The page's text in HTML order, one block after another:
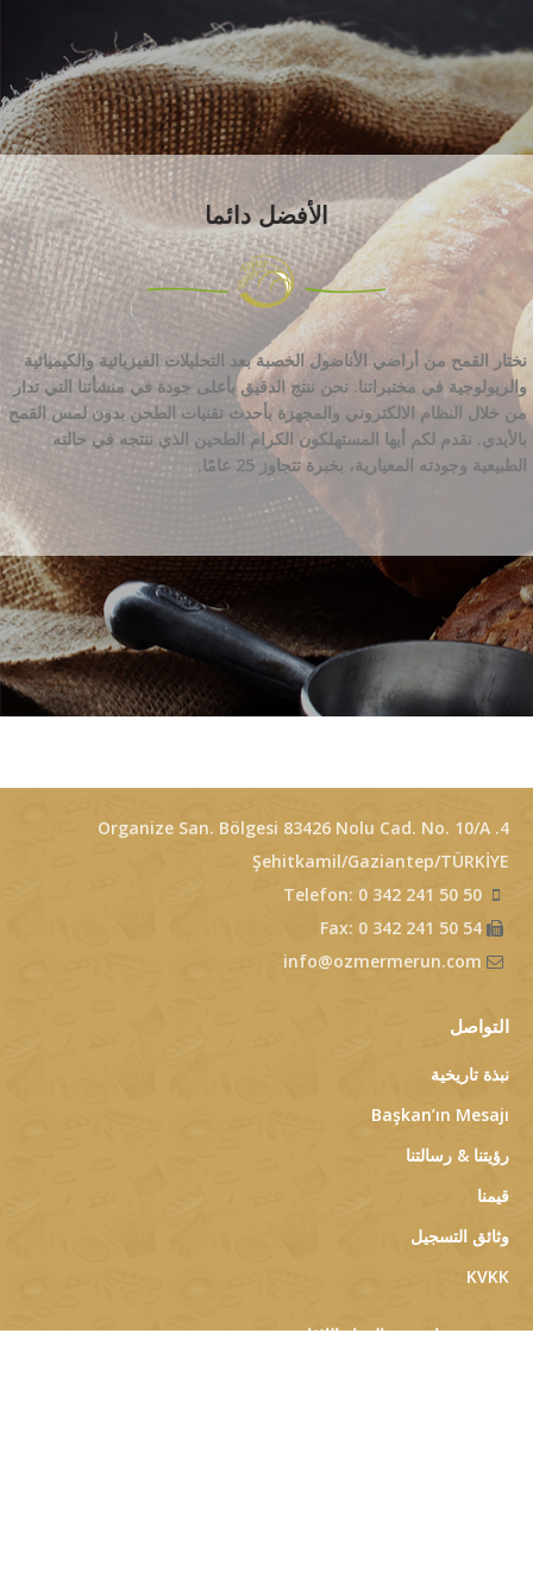
الأفضل دائما
نختار القمح من أراضي الأناضول الخصبة بعد التحليلات الفيزيائية والكيميائية
والريولوجية في مختبراتنا. نحن ننتج الدقيق بأعلى جودة في منشأتنا التي تدار
من خلال النظام الالكتروني والمجهزة بأحدث تقنيات الطحن بدون لمس القمح
بالأيدي. نقدم لكم أيها المستهلكون الكرام الطحين الذي ننتجه في حالته
الطبيعية وجودته المعيارية، بخبرة تتجاوز 25 عامًا.
4. Organize San. Bölgesi 83426 Nolu Cad. No. 10/A
Şehitkamil/Gaziantep/TÜRKİYE
التواصل
نبذة تاريخية
Başkan’ın Mesajı
رؤيتنا & رسالتنا
قيمنا
وثائق التسجيل
KVKK
زمرة منتجات خبز البيدا واللافاش